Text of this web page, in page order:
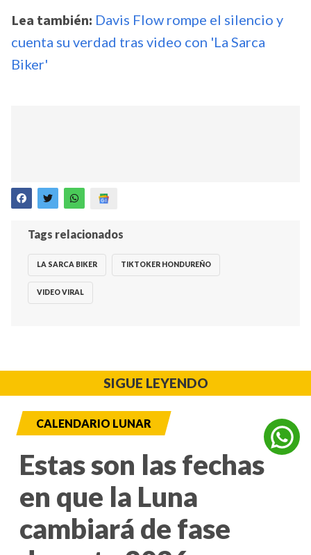
Lea también: Davis Flow rompe el silencio y
cuenta su verdad tras video con 'La Sarca
Biker'
Tags relacionados
LA SARCA BIKER TIKTOKER HONDUREÑO
VIDEO VIRAL
SIGUE LEYENDO
CALENDARIO LUNAR
Estas son las fechas
en que la Luna
cambiará de fase